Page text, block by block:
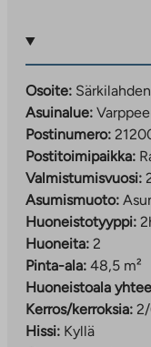
Osoite:
Asuinalue:
Postinumero:
Postitoimipaikka:
Valmistumisvuosi:
Asumismuoto:
Huoneistotyyppi:
Huoneita: 2
Pinta-ala: 48,5 m²
Huoneistoala
Kerros/kerroksia:
Hissi: Kyllä